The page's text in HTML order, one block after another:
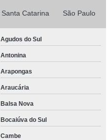
Santa Catarina São Paulo
Agudos do Sul
Antonina
Arapongas
Araucária
Balsa Nova
Bocaiúva do Sul
Cambe